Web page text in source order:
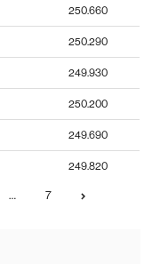
250.660
250.290
249.930
250.200
249.690
249.820
… 7